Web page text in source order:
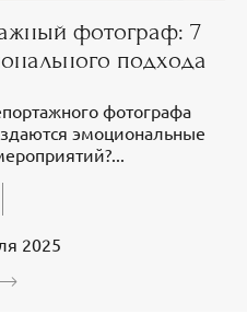
фотограф: 7
подхода
фотографа
эмоциональные
2025